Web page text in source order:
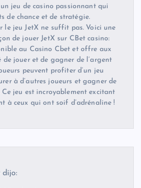
jeu de casino passionnant qui
de chance et de stratégie.
le jeu JetX ne suffit pas. Voici une
de jouer JetX sur CBet casino:
au Casino Cbet et offre aux
de jouer et de gagner de l’argent
peuvent profiter d’un jeu
à d’autres joueurs et gagner de
Ce jeu est incroyablement excitant
à ceux qui ont soif d’adrénaline !
dijo: